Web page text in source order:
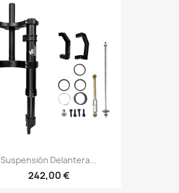
Suspensión Delantera...
242,00 €